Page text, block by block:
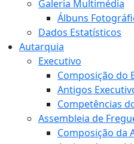
Galeria Multimédia
Álbuns
Dados Estatísticos
Autarquia
Executivo
Composição do
Antigos
Competências
Assembleia de
Composição da